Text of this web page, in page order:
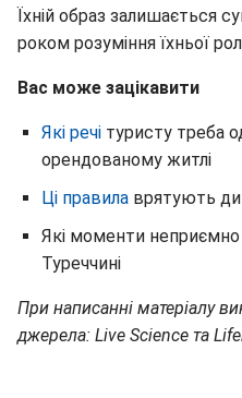
Їхній образ залишається
роком розуміння їхньої
Вас може зацікавити
Які речі туристу треба
орендованому житлі
Ці правила врятують
Які моменти
Туреччині
При написанні матеріалу
джерела: Live Science та